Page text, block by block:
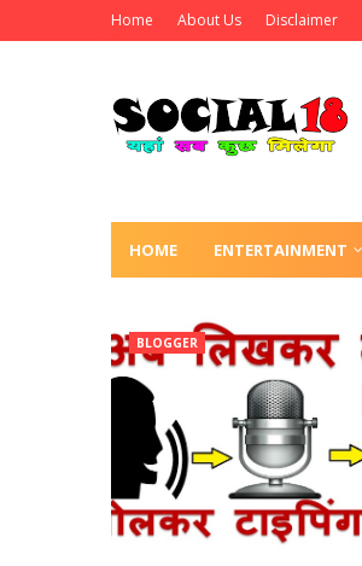
Home About Us Disclaimer
HOME ENTERTAINMENT
BLOGGER